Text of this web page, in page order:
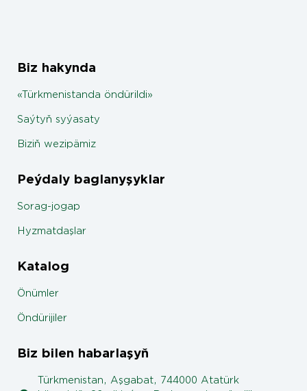
Biz hakynda
«Türkmenistanda öndürildi»
Saýtyň syýasaty
Biziň wezipämiz
Peýdaly baglanyşyklar
Sorag-jogap
Hyzmatdaşlar
Katalog
Önümler
Öndürijiler
Biz bilen habarlaşyň
Türkmenistan, Aşgabat, 744000 Atatürk